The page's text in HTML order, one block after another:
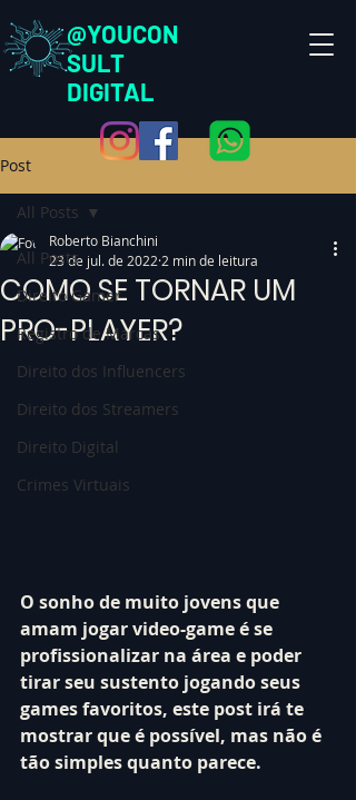
@YOUCON
SULT
DIGITAL
Post
All Posts
Direito Gamer
Registro de Marcas
Direito dos Influencers
Direito dos Streamers
Direito Digital
Crimes Virtuais
All Posts
COMO SE TORNAR UM
PRO-PLAYER?
Roberto Bianchini
23 de jul. de 2022 2 min de leitura
O sonho de muito jovens que
amam jogar video-game é se
profissionalizar na área e poder
tirar seu sustento jogando seus
games favoritos, este post irá te
mostrar que é possível, mas não é
tão simples quanto parece.